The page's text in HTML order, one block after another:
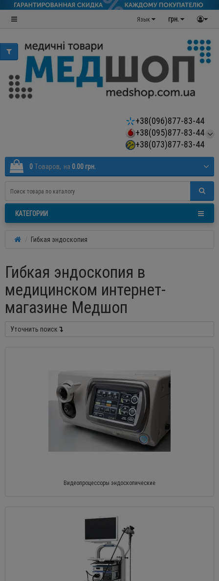
грн.
Язык
+38(096)877-83-44
+38(095)877-83-44
+38(073)877-83-44
0 Tоваров, на 0.00 грн.
КАТЕГОРИИ
Гибкая эндоскопия
Гибкая эндоскопия в
медицинском интернет-
магазине Медшоп
Уточнить поиск
Видеопроцессоры эндоскопические